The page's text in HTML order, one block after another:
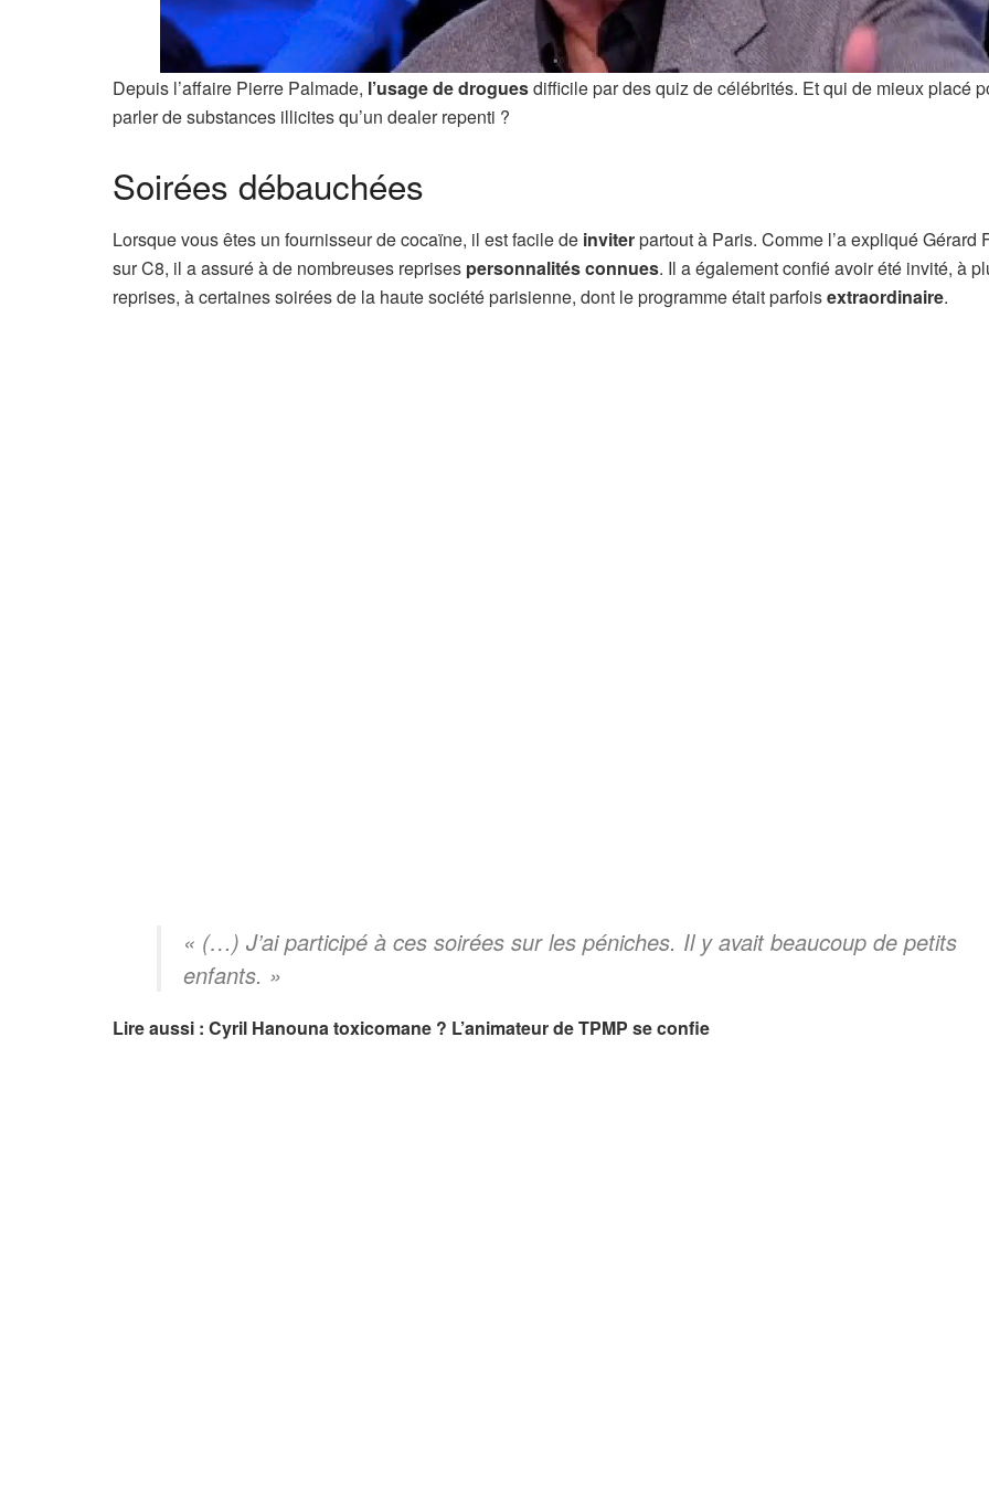
Depuis l’affaire Pierre Palmade, l’usage de droguesdifficile par des quiz de célébrités. Et qui de mieux placé
parler de substances illicites qu’un dealer repenti ?
Soirées débauchées
Lorsque vous êtes un fournisseur de cocaïne, il est facile de inviterpartout à Paris. Comme l’a expliqué Gérard
sur C8, il a assuré à de nombreuses reprises personnalités connues. Il a également confié avoir été invité, à
reprises, à certaines soirées de la haute société parisienne, dont le programme était parfoisextraordinaire.
« (…) J’ai participé à ces soirées sur les péniches. Il y avait beaucoup de petits
enfants. »
Lire aussi : Cyril Hanouna toxicomane ? L’animateur de TPMP se confie